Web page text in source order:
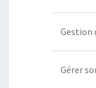
Gestion
Gérer